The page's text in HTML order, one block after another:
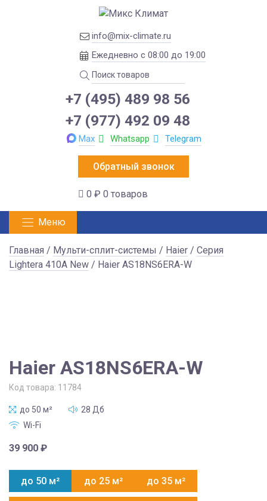
info@mix-climate.ru
Ежедневно с 08:00 до 19:00
+7 (495) 489 98 56
+7 (977) 492 09 48
Max Whatsapp Telegram
Обратный звонок
0 ₽ 0 товаров
Меню
Главная / Мульти-сплит-системы / Haier / Серия
Lightera 410A New / Haier AS18NS6ERA-W
Haier AS18NS6ERA-W
Код товара: 11784
до 50 м²
28 Дб
Wi-Fi
39 900 ₽
до 50 м² до 25 м² до 35 м²